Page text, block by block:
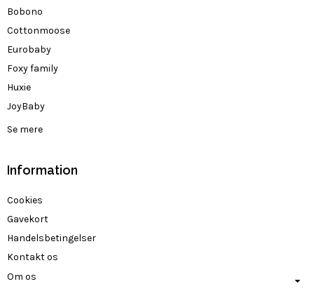
Bobono
Cottonmoose
Eurobaby
Foxy family
Huxie
JoyBaby
Se mere
Information
Cookies
Gavekort
Handelsbetingelser
Kontakt os
Om os